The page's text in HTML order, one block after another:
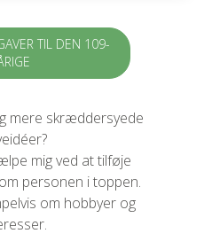
TIL DEN 109-
mere skræddersyede
mig ved at tilføje
personen i toppen.
om hobbyer og